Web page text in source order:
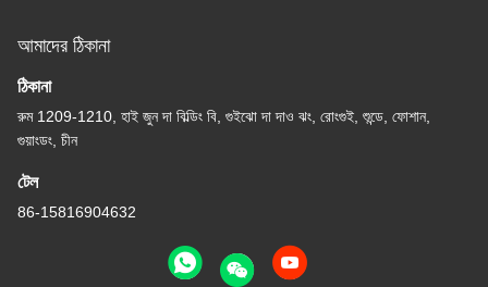
আমাদের ঠিকানা
ঠিকানা
রুম 1209-1210, হাই জুন দা বিল্ডিং বি, গুইঝো দা দাও ঝং, রোংগুই, শুন্ডে, ফোশান,
গুয়াংডং, চীন
টেল
86-15816904632